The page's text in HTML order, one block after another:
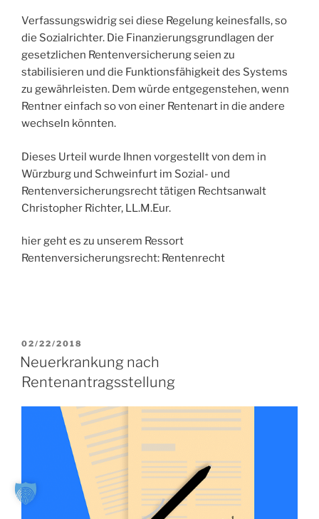
Verfassungswidrig sei diese Regelung keinesfalls, so
die Sozialrichter. Die Finanzierungsgrundlagen der
gesetzlichen Rentenversicherung seien zu
stabilisieren und die Funktionsfähigkeit des Systems
zu gewährleisten. Dem würde entgegenstehen, wenn
Rentner einfach so von einer Rentenart in die andere
wechseln könnten.
Dieses Urteil wurde Ihnen vorgestellt von dem in
Würzburg und Schweinfurt im Sozial- und
Rentenversicherungsrecht tätigen Rechtsanwalt
Christopher Richter, LL.M.Eur.
hier geht es zu unserem Ressort
Rentenversicherungsrecht: Rentenrecht
VERÖFFENTLICHT
AM
02/22/2018
Neuerkrankung nach
Rentenantragsstellung